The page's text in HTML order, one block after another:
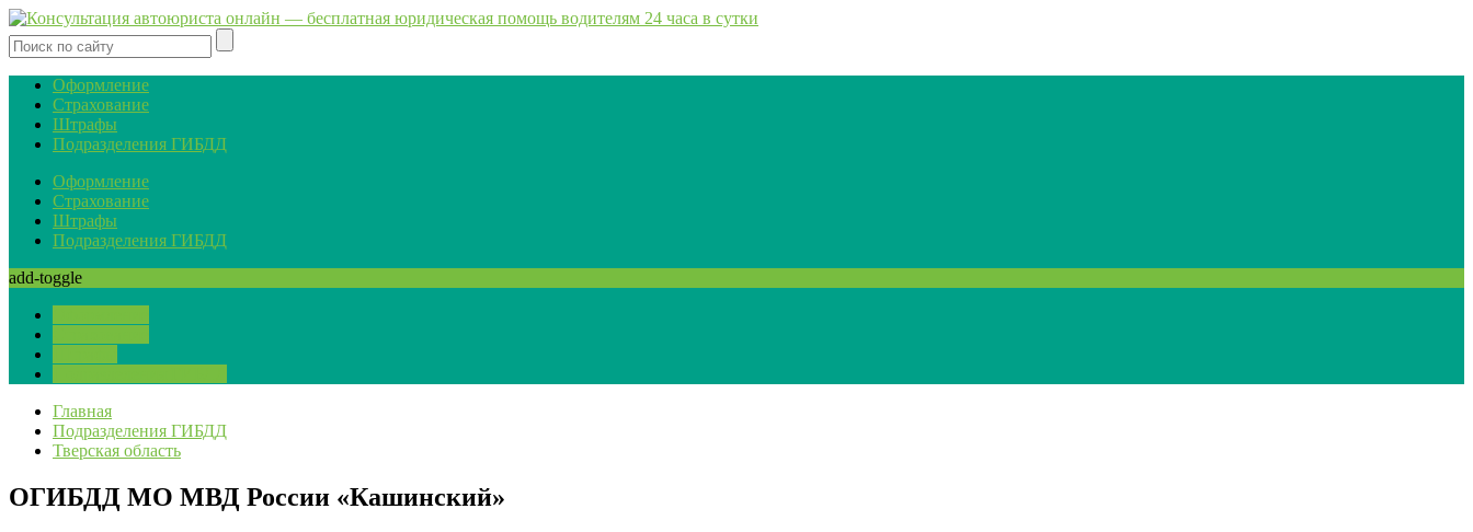
Оформление
Страхование
Штрафы
Подразделения ГИБДД
Оформление
Страхование
Штрафы
Подразделения ГИБДД
add-toggle
Главная
Подразделения ГИБДД
Тверская область
ОГИБДД МО МВД России «Кашинский»